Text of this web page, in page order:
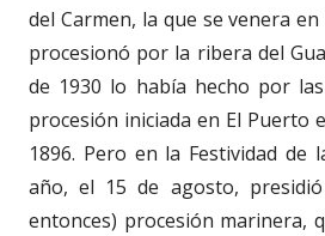
del Carmen, la que se venera
procesionó por la ribera del
de 1930 lo había hecho por
procesión iniciada en El Puerto
1896. Pero en la Festividad de
año, el 15 de agosto,
entonces) procesión marinera,